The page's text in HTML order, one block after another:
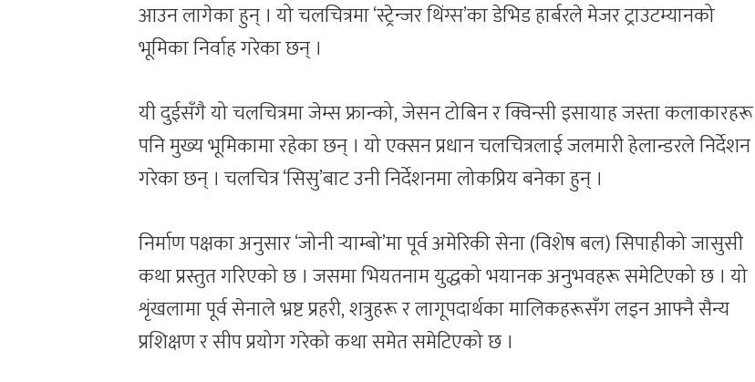
आउन लागेका हुन् । यो चलचित्रमा ‘स्ट्रेन्जर थिंग्स’का डेभिड हार्बरले मेजर ट्राउटम्यानको
भूमिका निर्वाह गरेका छन् ।
यी दुईसँगै यो चलचित्रमा जेम्स फ्रान्को, जेसन टोबिन र क्विन्सी इसायाह जस्ता कलाकारहरू
पनि मुख्य भूमिकामा रहेका छन् । यो एक्सन प्रधान चलचित्रलाई जलमारी हेलान्डरले निर्देशन
गरेका छन् । चलचित्र ‘सिसु’बाट उनी निर्देशनमा लोकप्रिय बनेका हुन् ।
निर्माण पक्षका अनुसार ‘जोनी र्‍याम्बो’मा पूर्व अमेरिकी सेना (विशेष बल) सिपाहीको जासुसी
कथा प्रस्तुत गरिएको छ । जसमा भियतनाम युद्धको भयानक अनुभवहरू समेटिएको छ । यो
शृंखलामा पूर्व सेनाले भ्रष्ट प्रहरी, शत्रुहरू र लागूपदार्थका मालिकहरूसँग लड्न आफ्नै सैन्य
प्रशिक्षण र सीप प्रयोग गरेको कथा समेत समेटिएको छ ।